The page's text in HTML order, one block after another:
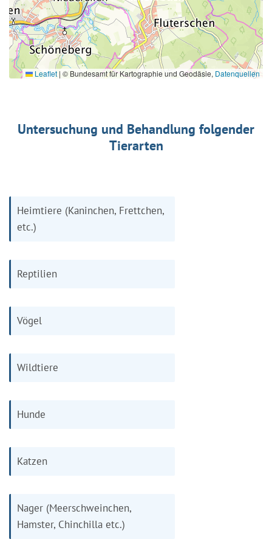
Leaflet | © Bundesamt für Kartographie und Geodäsie, Datenquellen
Untersuchung und Behandlung folgender
Tierarten
Heimtiere (Kaninchen, Frettchen,
etc.)
Reptilien
Vögel
Wildtiere
Hunde
Katzen
Nager (Meerschweinchen,
Hamster, Chinchilla etc.)